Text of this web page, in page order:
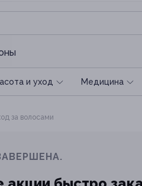
и уход Медицина
за волосами